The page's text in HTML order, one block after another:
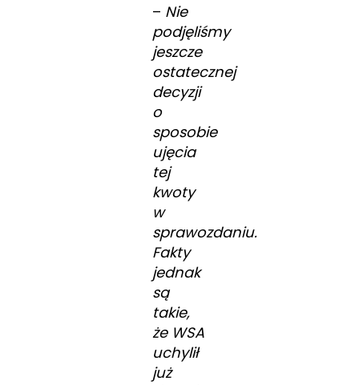
– Nie
podjęliśmy
jeszcze
ostatecznej
decyzji
o
sposobie
ujęcia
tej
kwoty
w
sprawozdaniu.
Fakty
jednak
są
takie,
że WSA
uchylił
już